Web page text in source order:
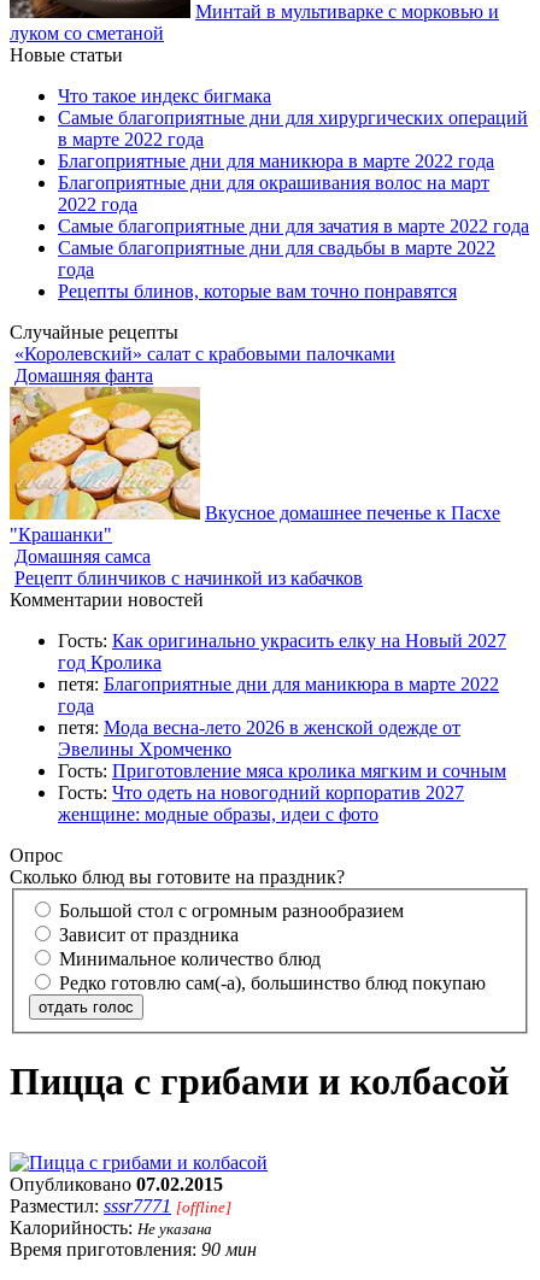
Минтай в мультиварке с морковью и
луком со сметаной
Новые статьи
Что такое индекс бигмака
Самые благоприятные дни для хирургических операций
в марте 2022 года
Благоприятные дни для маникюра в марте 2022 года
Благоприятные дни для окрашивания волос на март
2022 года
Самые благоприятные дни для зачатия в марте 2022 года
Самые благоприятные дни для свадьбы в марте 2022
года
Рецепты блинов, которые вам точно понравятся
Случайные рецепты
«Королевский» салат с крабовыми палочками
Домашняя фанта
Вкусное домашнее печенье к Пасхе
"Крашанки"
Домашняя самса
Рецепт блинчиков с начинкой из кабачков
Комментарии новостей
Гость: Как оригинально украсить елку на Новый 2027
год Кролика
петя: Благоприятные дни для маникюра в марте 2022
года
петя: Мода весна-лето 2026 в женской одежде от
Эвелины Хромченко
Гость: Приготовление мяса кролика мягким и сочным
Гость: Что одеть на новогодний корпоратив 2027
женщине: модные образы, идеи с фото
Опрос
Сколько блюд вы готовите на праздник?
Большой стол с огромным разнообразием
Зависит от праздника
Минимальное количество блюд
Редко готовлю сам(-а), большинство блюд покупаю
отдать голос
Пицца с грибами и колбасой
Опубликовано 07.02.2015
Разместил: sssr7771 [offline]
Калорийность: Не указана
Время приготовления: 90 мин